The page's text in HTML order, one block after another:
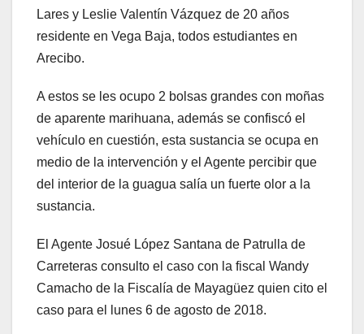
Lares y Leslie Valentín Vázquez de 20 años
residente en Vega Baja, todos estudiantes en
Arecibo.
A estos se les ocupo 2 bolsas grandes con moñas
de aparente marihuana, además se confiscó el
vehículo en cuestión, esta sustancia se ocupa en
medio de la intervención y el Agente percibir que
del interior de la guagua salía un fuerte olor a la
sustancia.
El Agente Josué López Santana de Patrulla de
Carreteras consulto el caso con la fiscal Wandy
Camacho de la Fiscalía de Mayagüez quien cito el
caso para el lunes 6 de agosto de 2018.